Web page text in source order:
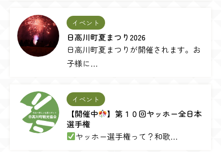
イベント
日高川町夏まつり2026
日高川町夏まつりが開催されます。お
子様に…
イベント
【開催中
】第１０回ヤッホー全日本
選手権
ヤッホー選手権って？和歌…